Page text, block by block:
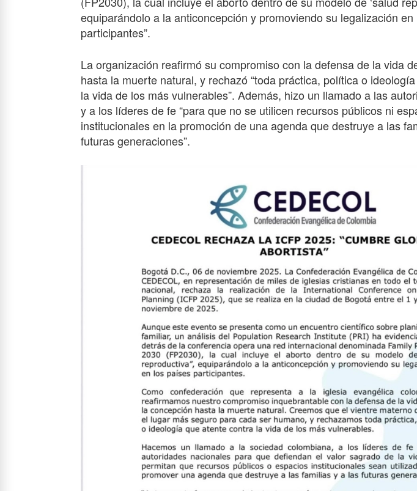
equiparándolo a la anticoncepción y promoviendo su legalización
participantes”.
La organización reafirmó su compromiso con la defensa de la vida
hasta la muerte natural, y rechazó “toda práctica, política o
la vida de los más vulnerables”. Además, hizo un llamado a las
y a los líderes de fe “para que no se utilicen recursos públicos ni
institucionales en la promoción de una agenda que destruye a las
futuras generaciones”.